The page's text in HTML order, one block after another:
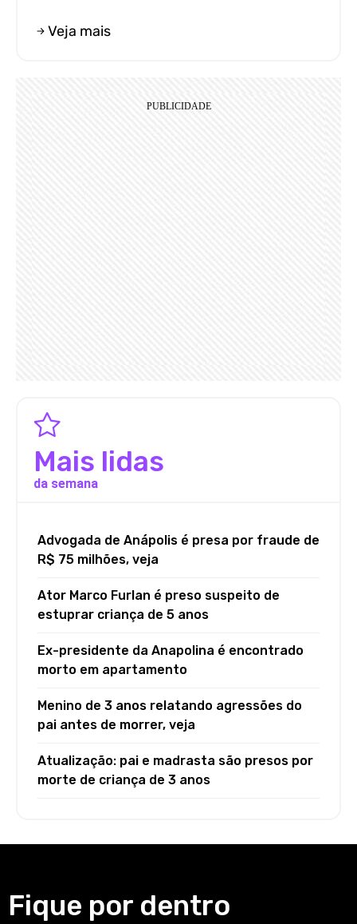
Veja mais
Mais lidas
da semana
Advogada de Anápolis é presa por fraude de
R$ 75 milhões, veja
Ator Marco Furlan é preso suspeito de
estuprar criança de 5 anos
Ex-presidente da Anapolina é encontrado
morto em apartamento
Menino de 3 anos relatando agressões do
pai antes de morrer, veja
Atualização: pai e madrasta são presos por
morte de criança de 3 anos
Fique por dentro